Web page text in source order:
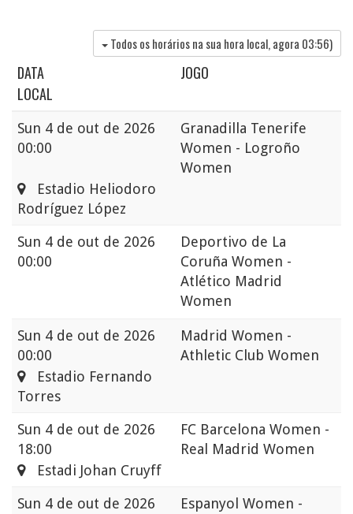
Todos os horários na sua hora local, agora 03:56)
DATA
JOGO
LOCAL
Sun 4 de out de 2026
00:00
Granadilla Tenerife
Women - Logroño
Women
Estadio Heliodoro
Rodríguez López
Sun 4 de out de 2026
00:00
Deportivo de La
Coruña Women -
Atlético Madrid
Women
Sun 4 de out de 2026
00:00
Madrid Women -
Athletic Club Women
Estadio Fernando
Torres
Sun 4 de out de 2026
18:00
FC Barcelona Women -
Real Madrid Women
Estadi Johan Cruyff
Sun 4 de out de 2026
Espanyol Women -